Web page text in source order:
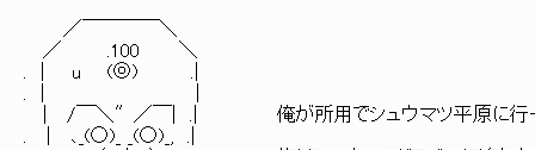
／￣￣￣￣＼
／ .100 ＼
. | u (◎) .|
| /￣＼″／￣| .| 俺が所用でシュウマツ平原に行っ
. | ､_(○)_ _(○)_, .|